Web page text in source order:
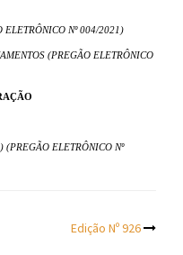
ELETRÔNICO Nº 004/2021)
(PREGÃO ELETRÔNICO
(PREGÃO ELETRÔNICO Nº
Edição Nº 926